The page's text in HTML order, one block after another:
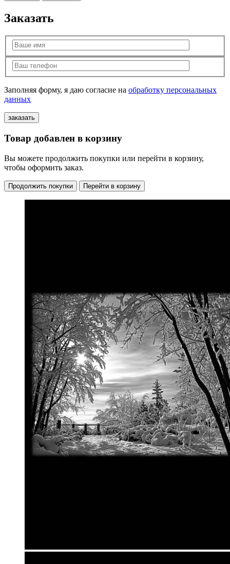
Заказать
Заполняя форму, я даю согласие на обработку персональных
данных
Товар добавлен в корзину
Вы можете продолжить покупки или перейти в корзину,
чтобы оформить заказ.
Продолжить покупки Перейти в корзину